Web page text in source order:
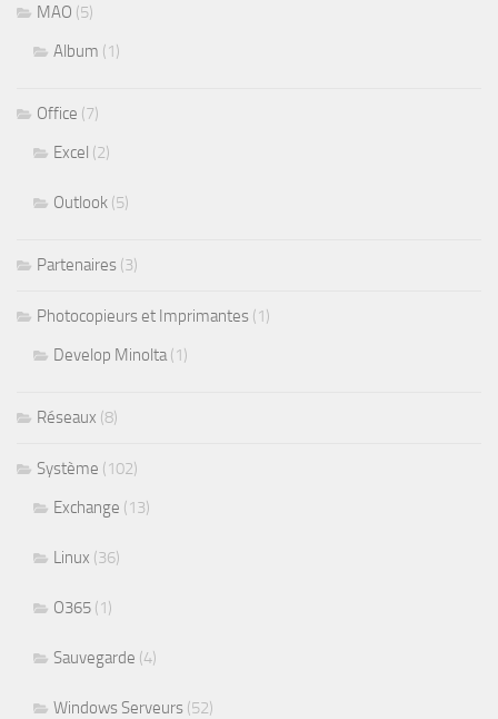
MAO (5)
Album (1)
Office (7)
Excel (2)
Outlook (5)
Partenaires (3)
Photocopieurs et Imprimantes (1)
Develop Minolta(1)
Réseaux (8)
Système (102)
Exchange (13)
Linux (36)
O365 (1)
Sauvegarde (4)
Windows Serveurs (52)